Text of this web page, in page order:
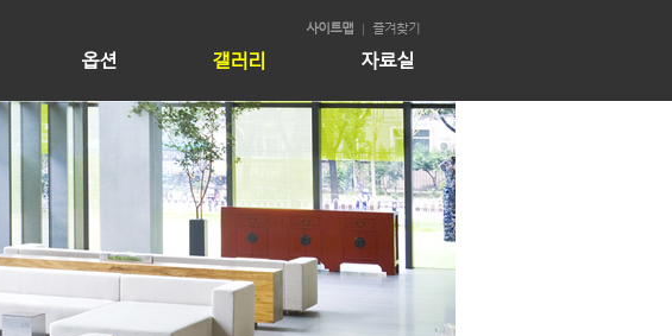
사이트맵 즐겨찾기
옵션 갤러리 자료실